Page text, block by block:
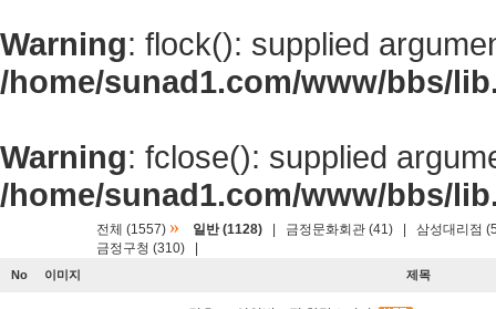
Warning: flock(): supplied
/home/sunad1.com/www/bbs/
Warning: fclose(): supplied
/home/sunad1.com/www/bbs/
전체 (1557) » 일반 (1128) 금정문화회관 (41)
삼성대리점
금정구청 (310)
No 이미지 제목